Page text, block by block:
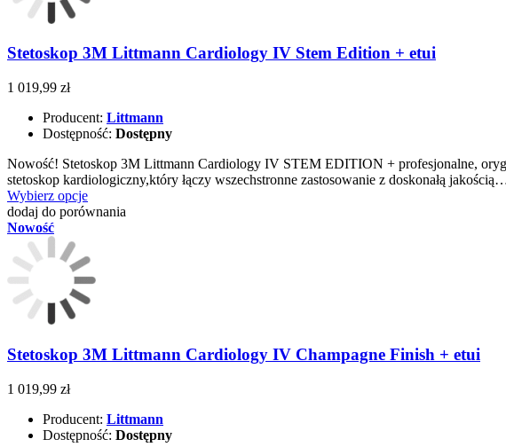
Stetoskop 3M Littmann Cardiology IV Stem Edition + etui
1 019,99 zł
Producent: Littmann
Dostępność: Dostępny
Nowość! Stetoskop 3M Littmann Cardiology IV STEM EDITION + profesjonalne,
stetoskop kardiologiczny,który łączy wszechstronne zastosowanie z doskonałą
Wybierz opcje
dodaj do porównania
Nowość
Stetoskop 3M Littmann Cardiology IV Champagne Finish + etui
1 019,99 zł
Producent: Littmann
Dostępność: Dostępny